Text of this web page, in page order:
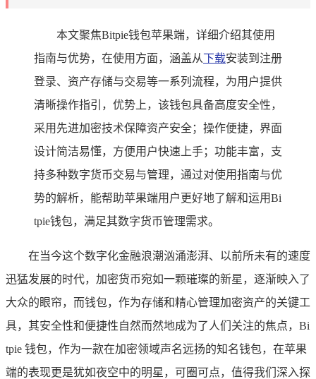
本文聚焦Bitpie钱包苹果端，详细介绍其使用
指南与优势，在使用方面，涵盖从下载安装到注册
登录、资产存储与交易等一系列流程，为用户提供
清晰操作指引，优势上，该钱包具备高度安全性，
采用先进加密技术保障资产安全；操作便捷，界面
设计简洁易懂，方便用户快速上手；功能丰富，支
持多种数字货币交易与管理，通过对使用指南与优
势的解析，能帮助苹果端用户更好地了解和运用Bi
tpie钱包，满足其数字货币管理需求。
在当今这个数字化金融浪潮汹涌澎湃、以前所未有的速度
迅猛发展的时代，加密货币宛如一颗璀璨的新星，逐渐映入了
大众的眼帘，而钱包，作为存储和精心管理加密资产的关键工
具，其安全性和便捷性自然而然地成为了人们关注的焦点，Bi
tpie 钱包，作为一款在加密领域声名远扬的知名钱包，在苹果
端的表现更是犹如夜空中的明星，可圈可点，值得我们深入探